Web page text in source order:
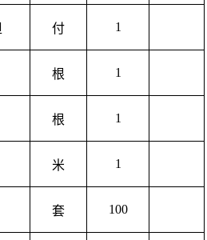
付 1
根 1
根 1
米 1
套 100